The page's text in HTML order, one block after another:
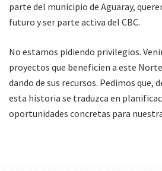
parte del municipio de Aguaray,
futuro y ser parte activa del CBC.
No estamos pidiendo privilegios.
proyectos que beneficien a este
dando de sus recursos. Pedimos que,
esta historia se traduzca en
oportunidades concretas para